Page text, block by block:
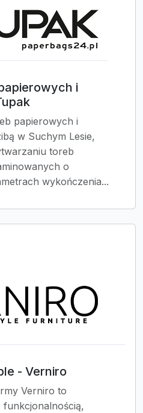
i
papierowych i
w Suchym Lesie,
toreb
o
wykończenia...
- Verniro
Verniro to
funkcjonalnością,